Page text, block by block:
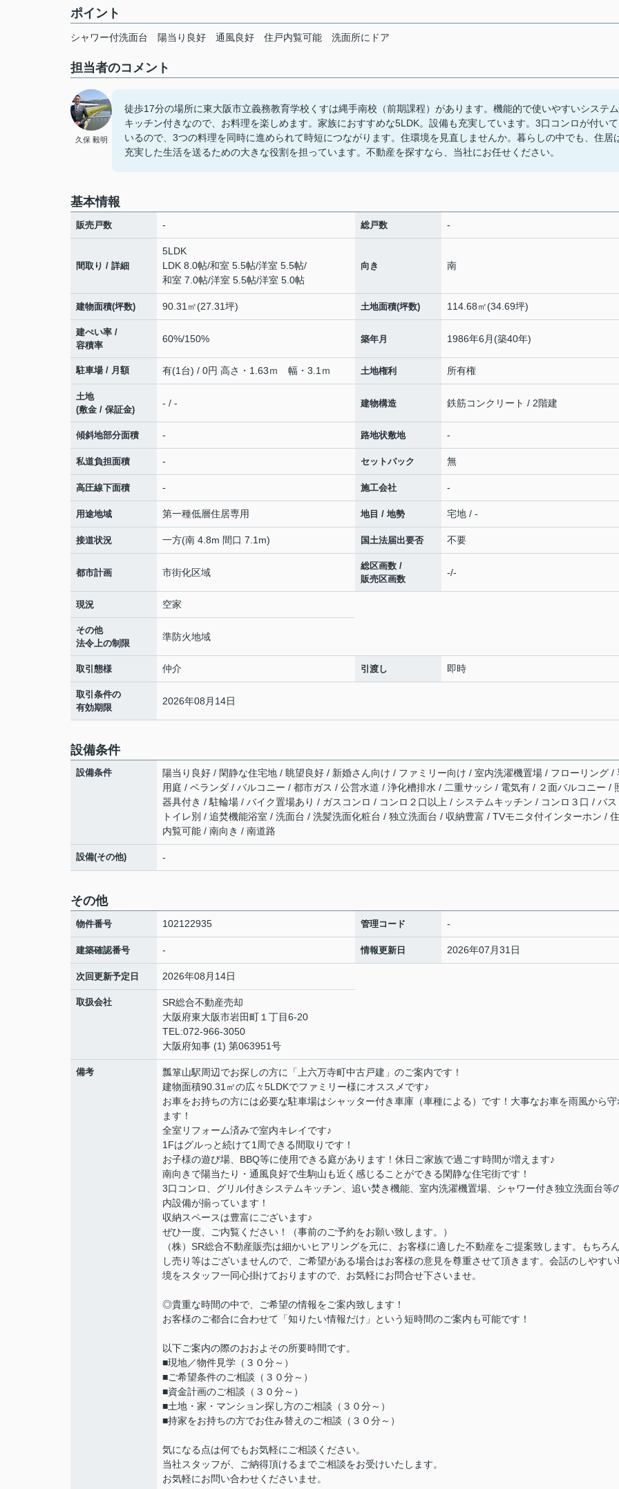
ポイント
シャワー付洗面台 陽当り良好 通風良好 住戸内覧可能 洗面所にドア
担当者のコメント
久保 毅明
徒歩17分の場所に東大阪市立義務教育学校くすは縄手南校（前期課程）があります。機能的で使いやすいシステム
キッチン付きなので、お料理を楽しめます。家族におすすめな5LDK。設備も充実しています。3口コンロが付いて
いるので、3つの料理を同時に進められて時短につながります。住環境を見直しませんか。暮らしの中でも、住居
充実した生活を送るための大きな役割を担っています。不動産を探すなら、当社にお任せください。
基本情報
販売戸数 - 総戸数 -
間取り / 詳細
5LDK
LDK 8.0帖/和室 5.5帖/洋室 5.5帖/
和室 7.0帖/洋室 5.5帖/洋室 5.0帖
向き 南
建物面積(坪数) 90.31㎡(27.31坪) 土地面積(坪数) 114.68㎡(34.69坪)
建ぺい率 /
容積率
60%/150% 築年月 1986年6月(築40年)
駐車場 / 月額 有(1台) / 0円 高さ・1.63ｍ 幅・3.1ｍ 土地権利 所有権
土地
(敷金 / 保証金)
- / - 建物構造 鉄筋コンクリート / 2階建
傾斜地部分面積 - 路地状敷地 -
私道負担面積 - セットバック 無
高圧線下面積 - 施工会社 -
用途地域 第一種低層住居専用 地目 / 地勢 宅地 / -
接道状況 一方(南 4.8m 間口 7.1m) 国土法届出要否 不要
都市計画 市街化区域
総区画数 /
販売区画数
-/-
現況 空家
その他
法令上の制限
準防火地域
取引態様 仲介 引渡し 即時
取引条件の
有効期限
2026年08月14日
設備条件
設備条件
陽当り良好 / 閑静な住宅地 / 眺望良好 / 新婚さん向け / ファミリー向け / 室内洗濯機置場 / フローリング /
用庭 / ベランダ / バルコニー / 都市ガス / 公営水道 / 浄化槽排水 / 二重サッシ / 電気有 / ２面バルコニー /
器具付き / 駐輪場 / バイク置場あり / ガスコンロ / コンロ２口以上 / システムキッチン / コンロ３口 / バス
トイレ別 / 追焚機能浴室 / 洗面台 / 洗髪洗面化粧台 / 独立洗面台 / 収納豊富 / TVモニタ付インターホン /
内覧可能 / 南向き / 南道路
設備(その他) -
その他
物件番号 102122935 管理コード -
建築確認番号 - 情報更新日 2026年07月31日
次回更新予定日 2026年08月14日
取扱会社
SR総合不動産売却
大阪府東大阪市岩田町１丁目6-20
TEL:072-966-3050
大阪府知事 (1) 第063951号
備考
瓢箪山駅周辺でお探しの方に「上六万寺町中古戸建」のご案内です！
建物面積90.31㎡の広々5LDKでファミリー様にオススメです♪
お車をお持ちの方には必要な駐車場はシャッター付き車庫（車種による）です！大事なお車を雨風から守
ます！
全室リフォーム済みで室内キレイです♪
1Fはグルっと続けて1周できる間取りです！
お子様の遊び場、BBQ等に使用できる庭があります！休日ご家族で過ごす時間が増えます♪
南向きで陽当たり・通風良好で生駒山も近く感じることができる閑静な住宅街です！
3口コンロ、グリル付きシステムキッチン、追い焚き機能、室内洗濯機置場、シャワー付き独立洗面台等
内設備が揃っています！
収納スペースは豊富にございます♪
ぜひ一度、ご内覧ください！（事前のご予約をお願い致します。）
（株）SR総合不動産販売は細かいヒアリングを元に、お客様に適した不動産をご提案致します。もちろ
し売り等はございませんので、ご希望がある場合はお客様の意見を尊重させて頂きます。会話のしやすい
境をスタッフ一同心掛けておりますので、お気軽にお問合せ下さいませ。
◎貴重な時間の中で、ご希望の情報をご案内致します！
お客様のご都合に合わせて「知りたい情報だけ」という短時間のご案内も可能です！
以下ご案内の際のおおよその所要時間です。
■現地／物件見学（３０分～）
■ご希望条件のご相談（３０分～）
■資金計画のご相談（３０分～）
■土地・家・マンション探し方のご相談（３０分～）
■持家をお持ちの方でお住み替えのご相談（３０分～）
気になる点は何でもお気軽にご相談ください。
当社スタッフが、ご納得頂けるまでご相談をお受けいたします。
お気軽にお問い合わせくださいませ。